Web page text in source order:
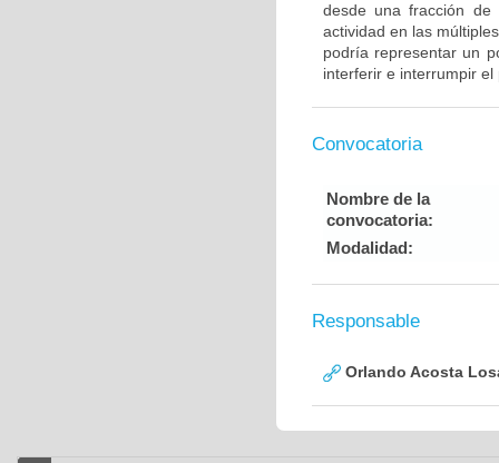
desde una fracción de
actividad en las
podría representar un
interferir e interrumpir
Convocatoria
Nombre de la
convocatoria:
Modalidad:
Responsable
Orlando Acosta